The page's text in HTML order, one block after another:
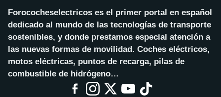
Forococheselectricos es el primer portal en español
dedicado al mundo de las tecnologías de transporte
sostenibles, y donde prestamos especial atención a
las nuevas formas de movilidad. Coches eléctricos,
motos eléctricas, puntos de recarga, pilas de
combustible de hidrógeno…